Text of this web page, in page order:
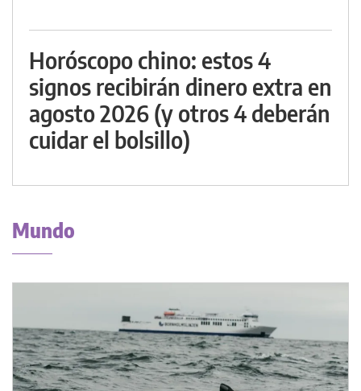
Horóscopo chino: estos 4
signos recibirán dinero extra en
agosto 2026 (y otros 4 deberán
cuidar el bolsillo)
Mundo